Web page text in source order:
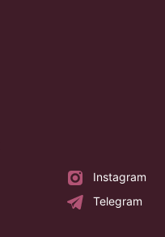
Instagram
Telegram